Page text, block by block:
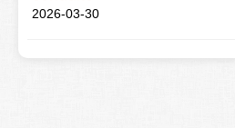
2026-03-30